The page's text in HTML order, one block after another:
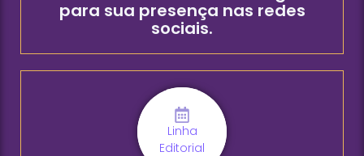
para sua presença nas redes
sociais.
Linha
Editorial